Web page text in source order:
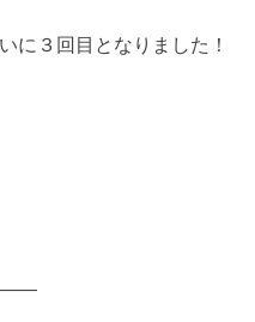
に３回目となりました！
――